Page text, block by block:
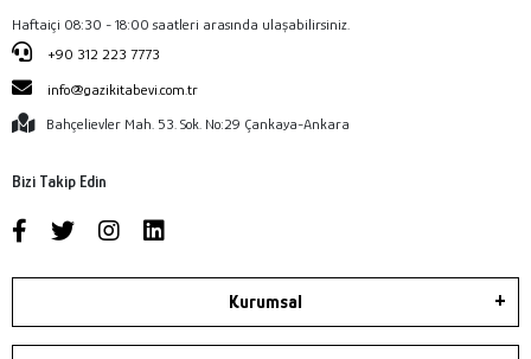
Haftaiçi 08:30 - 18:00 saatleri arasında ulaşabilirsiniz.
+90 312 223 7773
info@gazikitabevi.com.tr
Bahçelievler Mah. 53. Sok. No:29 Çankaya-Ankara
Bizi Takip Edin
Kurumsal